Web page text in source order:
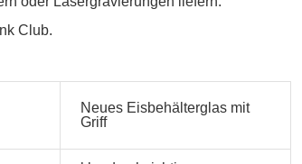
Club.
Neues Eisbehälterglas mit
Griff